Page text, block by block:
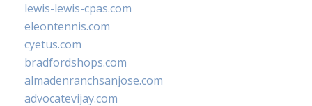
lewis-lewis-cpas.com
eleontennis.com
cyetus.com
bradfordshops.com
almadenranchsanjose.com
advocatevijay.com